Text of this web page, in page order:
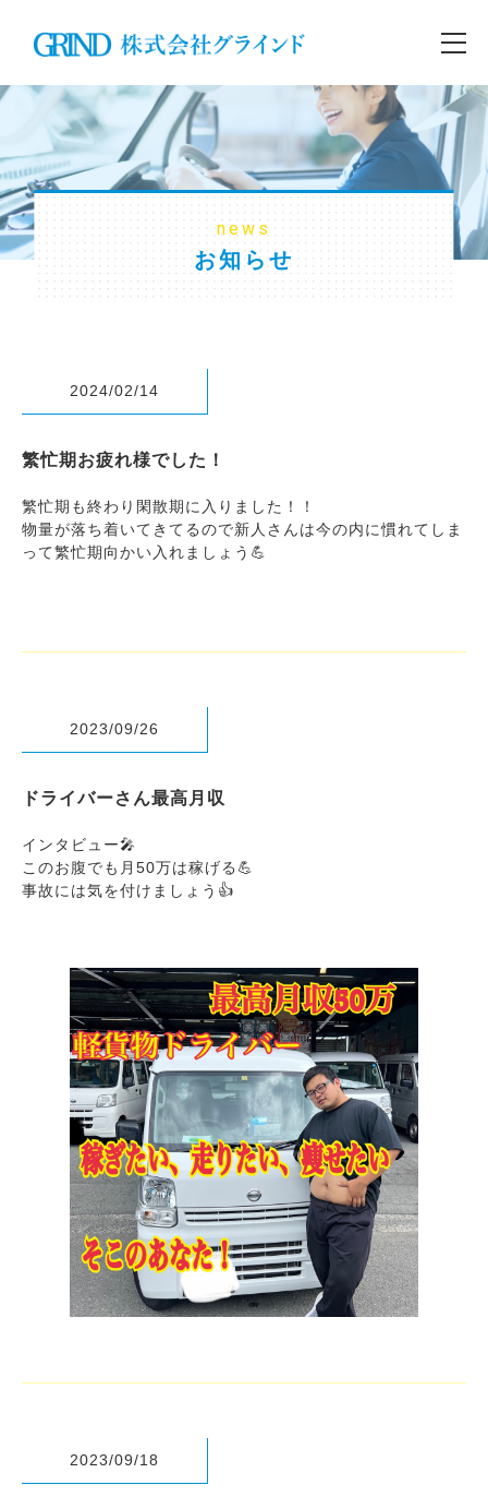
news
お知らせ
2024/02/14
繁忙期お疲れ様でした！
繁忙期も終わり閑散期に入りました！！
物量が落ち着いてきてるので新人さんは今の内に慣れてしま
って繁忙期向かい入れましょう💪
2023/09/26
ドライバーさん最高月収
インタビュー🎤
このお腹でも月50万は稼げる💪
事故には気を付けましょう👍
2023/09/18